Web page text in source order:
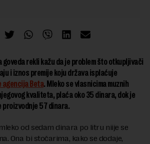
goveda rekli kažu da je problem što otkupljivači
i iznos premije koju država isplaćuje
agencija Beta. Mleko se vlasnicima muznih
kvaliteta, plaća oko 35 dinara, dok je
proizvodnje 57 dinara.
od sedam dinara po litru niije se
Ona bi stočarima, kako se dodaje,